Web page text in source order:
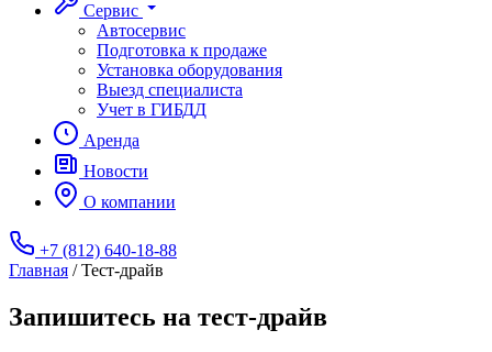
Сервис
Автосервис
Подготовка к продаже
Установка оборудования
Выезд специалиста
Учет в ГИБДД
Аренда
Новости
О компании
+7 (812) 640-18-88
Главная /Тест-драйв
Запишитесь на тест-драйв